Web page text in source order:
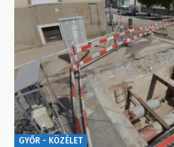
GYŐR - KÖZÉLET